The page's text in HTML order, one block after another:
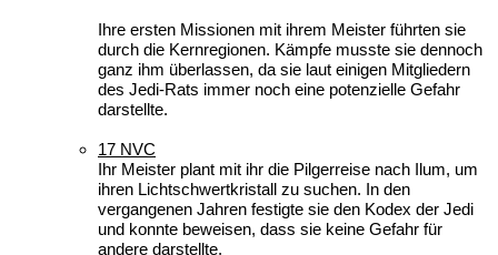
Ihre ersten Missionen mit ihrem Meister führten sie
durch die Kernregionen. Kämpfe musste sie dennoch
ganz ihm überlassen, da sie laut einigen Mitgliedern
des Jedi-Rats immer noch eine potenzielle Gefahr
darstellte.
17 NVC
Ihr Meister plant mit ihr die Pilgerreise nach Ilum, um
ihren Lichtschwertkristall zu suchen. In den
vergangenen Jahren festigte sie den Kodex der Jedi
und konnte beweisen, dass sie keine Gefahr für
andere darstellte.